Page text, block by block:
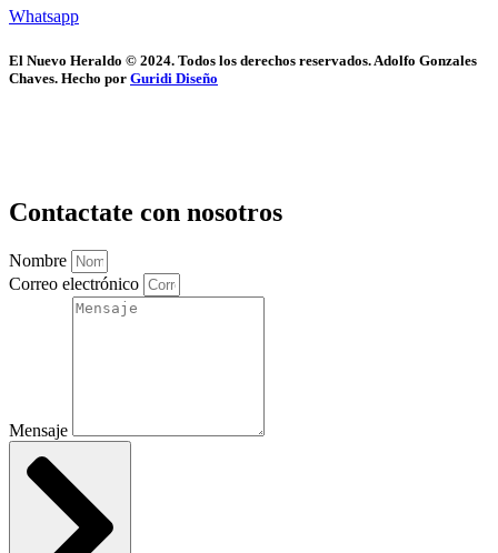
Whatsapp
El Nuevo Heraldo © 2024. Todos los derechos reservados. Adolfo Gonzales
Chaves. Hecho por Guridi Diseño
Contactate con nosotros
Nombre
Correo electrónico
Mensaje